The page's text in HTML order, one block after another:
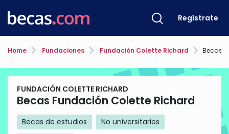
Regístrate
Home Fundaciones Fundación Colette Richard Becas
FUNDACIÓN COLETTE RICHARD
Becas Fundación Colette Richard
Becas de estudios
No universitarios